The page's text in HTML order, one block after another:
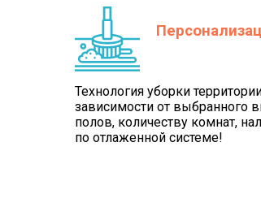
Технология уборки
зависимости от выбранного
полов, количеству комнат,
по отлаженной системе!